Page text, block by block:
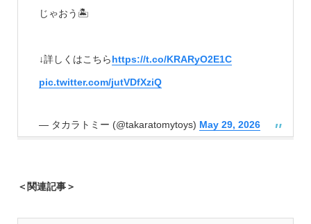
じゃおう🏝
↓詳しくはこちらhttps://t.co/KRARyO2E1C
pic.twitter.com/jutVDfXziQ
— タカラトミー (@takaratomytoys) May 29, 2026
＜関連記事＞